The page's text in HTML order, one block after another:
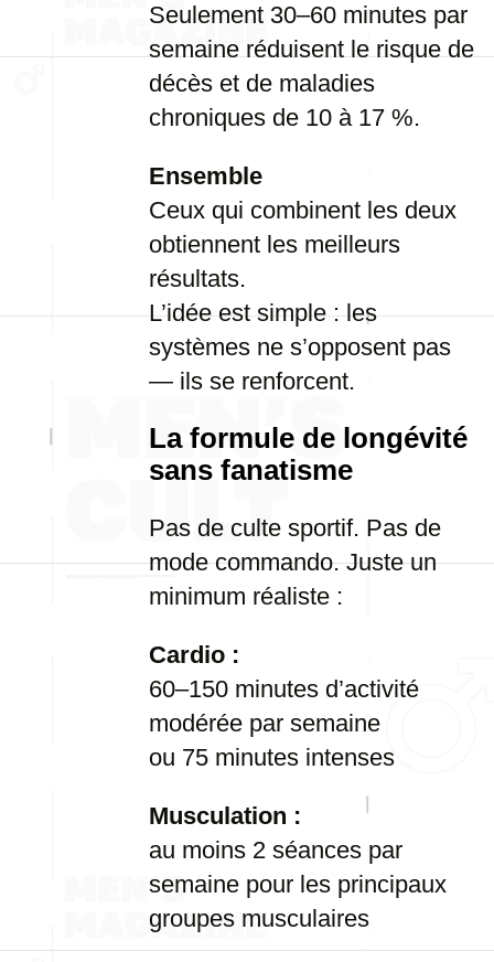
Seulement 30–60 minutes par
semaine réduisent le risque de
décès et de maladies
chroniques de 10 à 17 %.
Ensemble
Ceux qui combinent les deux
obtiennent les meilleurs
résultats.
L’idée est simple : les
systèmes ne s’opposent pas
— ils se renforcent.
La formule de longévité
sans fanatisme
Pas de culte sportif. Pas de
mode commando. Juste un
minimum réaliste :
Cardio :
60–150 minutes d’activité
modérée par semaine
ou 75 minutes intenses
Musculation :
au moins 2 séances par
semaine pour les principaux
groupes musculaires